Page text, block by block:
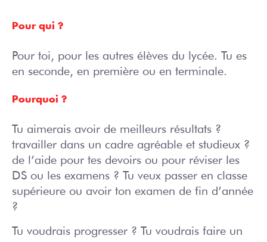
Pour qui ?
Pour toi, pour les autres élèves du lycée. Tu es
en seconde, en première ou en terminale.
Pourquoi ?
Tu aimerais avoir de meilleurs résultats ?
travailler dans un cadre agréable et studieux ?
de l’aide pour tes devoirs ou pour réviser les
DS ou les examens ? Tu veux passer en classe
supérieure ou avoir ton examen de fin d’année
?
Tu voudrais progresser ? Tu voudrais faire un